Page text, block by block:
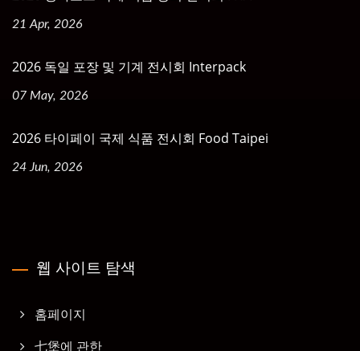
21 Apr, 2026
2026 독일 포장 및 기계 전시회 Interpack
07 May, 2026
2026 타이페이 국제 식품 전시회 Food Taipei
24 Jun, 2026
웹 사이트 탐색
홈페이지
七堡에 관한